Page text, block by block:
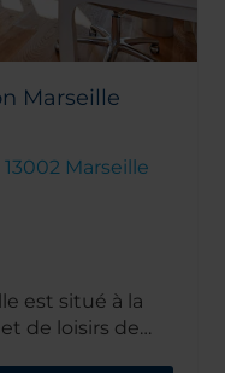
Marseille
Marseille
est situé à la
de loisirs de